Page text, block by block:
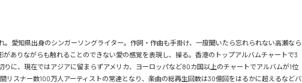
。愛知県出身のシンガーソングライター。作詞・作曲も手掛け、一度聞いたら忘れられない高瀬なら
がありながらも触れることのできない愛の感覚を表現し、操る。香港のトップアルバムチャートで3
りに、現在ではアジアに留まらずアメリカ、ヨーロッパなど80カ国以上のチャートでアルバムが1位
リスナー数100万人アーティストの常連となり、楽曲の総再生回数は30億回をはるかに超えるなどバ